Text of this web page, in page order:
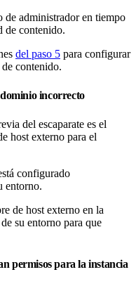
de administrador en tiempo
de contenido.
del paso 5 para configurar
contenido.
incorrecto
del escaparate es el
host externo para el
configurado
entorno.
de host externo en la
de su entorno para que
permisos para la instancia